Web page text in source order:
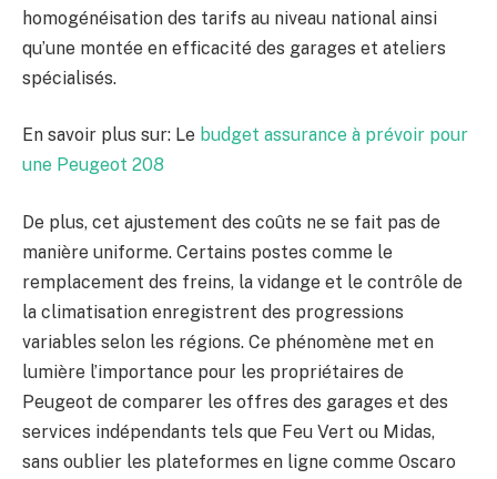
homogénéisation des tarifs au niveau national ainsi
qu’une montée en efficacité des garages et ateliers
spécialisés.
En savoir plus sur: Le budget assurance à prévoir pour
une Peugeot 208
De plus, cet ajustement des coûts ne se fait pas de
manière uniforme. Certains postes comme le
remplacement des freins, la vidange et le contrôle de
la climatisation enregistrent des progressions
variables selon les régions. Ce phénomène met en
lumière l’importance pour les propriétaires de
Peugeot de comparer les offres des garages et des
services indépendants tels que Feu Vert ou Midas,
sans oublier les plateformes en ligne comme Oscaro